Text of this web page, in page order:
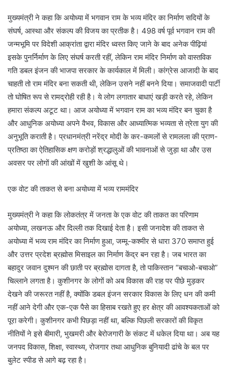
मुख्यमंत्री ने कहा कि अयोध्या में भगवान राम के भव्य मंदिर का निर्माण सदियों के
संघर्ष, आस्था और संकल्प की विजय का प्रतीक है। 498 वर्ष पूर्व भगवान राम की
जन्मभूमि पर विदेशी आक्रांता द्वारा मंदिर ध्वस्त किए जाने के बाद अनेक पीढ़ियां
इसके पुनर्निर्माण के लिए संघर्ष करती रहीं, लेकिन राम मंदिर निर्माण को वास्तविक
गति डबल इंजन की भाजपा सरकार के कार्यकाल में मिली। कांग्रेस आजादी के बाद
चाहती तो राम मंदिर बना सकती थी, लेकिन उसने नहीं बनने दिया। समाजवादी पार्टी
तो घोषित रूप से रामद्रोही रही है। ये लोग लगातार बाधाएं खड़ी करते रहे, लेकिन
हमारा संकल्प अटूट था। आज अयोध्या में भगवान राम का भव्य मंदिर बन चुका है
और आधुनिक अयोध्या अपने वैभव, विकास और आध्यात्मिक भव्यता से त्रेता युग की
अनुभूति कराती है। प्रधानमंत्री नरेंद्र मोदी के कर-कमलों से रामलला की प्राण-
प्रतिष्ठा का ऐतिहासिक क्षण करोड़ों श्रद्धालुओं की भावनाओं से जुड़ा था और उस
अवसर पर लोगों की आंखों में खुशी के आंसू थे।
एक वोट की ताकत से बना अयोध्या में भव्य राममंदिर
मुख्यमंत्री ने कहा कि लोकतंत्र में जनता के एक वोट की ताकत का परिणाम
अयोध्या, लखनऊ और दिल्ली तक दिखाई देता है। इसी जनादेश की ताकत से
अयोध्या में भव्य राम मंदिर का निर्माण हुआ, जम्मू-कश्मीर से धारा 370 समाप्त हुई
और उत्तर प्रदेश ब्रह्मोस मिसाइल का निर्माण केंद्र बन रहा है। जब भारत का
बहादुर जवान दुश्मन की छाती पर ब्रह्मोस दागता है, तो पाकिस्तान “बचाओ-बचाओ”
चिल्लाने लगता है। कुशीनगर के लोगों को अब विकास की राह पर पीछे मुड़कर
देखने की जरूरत नहीं है, क्योंकि डबल इंजन सरकार विकास के लिए धन की कमी
नहीं आने देगी और एक-एक पैसे का हिसाब रखते हुए हर क्षेत्र की आवश्यकताओं को
पूरा करेगी। कुशीनगर कभी पिछड़ा नहीं था, बल्कि पिछली सरकारों की विकृत
नीतियों ने इसे बीमारी, भुखमरी और बेरोजगारी के संकट में धकेल दिया था। अब यह
जनपद विकास, शिक्षा, स्वास्थ्य, रोजगार तथा आधुनिक बुनियादी ढांचे के बल पर
बुलेट स्पीड से आगे बढ़ रहा है।